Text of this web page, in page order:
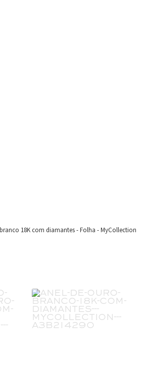
18K com diamantes - Folha - MyCollection